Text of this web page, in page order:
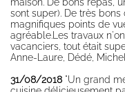
skating
Ski de
randonnée
nordique
Downhill skiing
sont super). De très
magnifiques points de
agréable.Les travaux
vacanciers, tout était
Anne-Laure, Dédé,
31/08/2018 "Un grand